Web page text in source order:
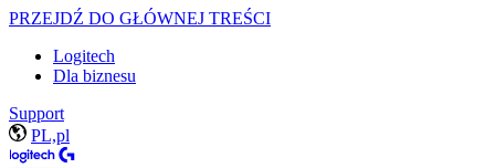
PRZEJDŹ DO GŁÓWNEJ TREŚCI
Logitech
Dla biznesu
Support
PL,pl